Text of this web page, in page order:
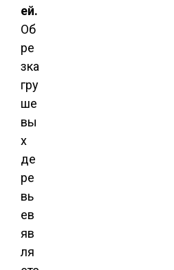
ей.
Об
ре
зка
гру
ше
вы
х
де
ре
вь
ев
яв
ля